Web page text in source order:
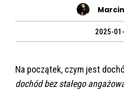
2025-
Na początek, czym jest
dochód bez stałego